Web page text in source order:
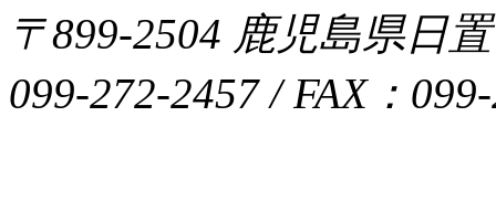
〒899-2504 鹿児島県日
099-272-2457 / FAX：